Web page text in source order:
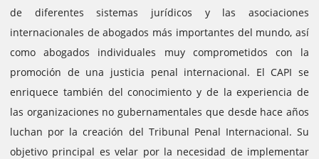
de diferentes sistemas jurídicos y las asociaciones
internacionales de abogados más importantes del mundo, así
como abogados individuales muy comprometidos con la
promoción de una justicia penal internacional. El CAPI se
enriquece también del conocimiento y de la experiencia de
las organizaciones no gubernamentales que desde hace años
luchan por la creación del Tribunal Penal Internacional. Su
objetivo principal es velar por la necesidad de implementar